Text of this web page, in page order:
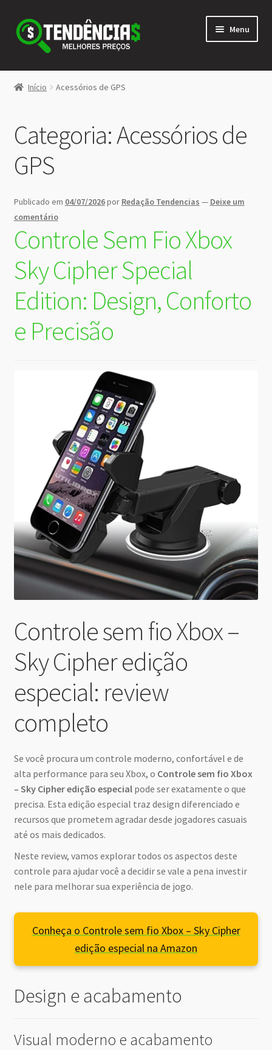
Pular
para
navegação
Pular
para
conteúdo
Menu
LOJA
Início Acessórios de GPS
Categoria:Acessórios de
GPS
Publicado em 04/07/2026por Redação Tendencias — Deixe um
comentário
Controle Sem Fio Xbox
Sky Cipher Special
Edition: Design, Conforto
e Precisão
Controle sem fio Xbox –
Sky Cipher edição
especial: review
completo
Se você procura um controle moderno, confortável e de
alta performance para seu Xbox, o Controle sem fio Xbox
– Sky Cipher edição especialpode ser exatamente o que
precisa. Esta edição especial traz design diferenciado e
recursos que prometem agradar desde jogadores casuais
até os mais dedicados.
Neste review, vamos explorar todos os aspectos deste
controle para ajudar você a decidir se vale a pena investir
nele para melhorar sua experiência de jogo.
Conheça o Controle sem fio Xbox – Sky Cipher
edição especial na Amazon
Design e acabamento
Visual moderno e acabamento